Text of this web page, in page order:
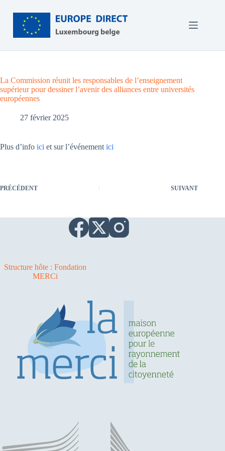
contenu
La Commission réunit les responsables de l’enseignement
supérieur pour dessiner l’avenir des alliances entre universités
européennes
27 février 2025
Plus d’info ici et sur l’événement ici
PRÉCÉDENT SUIVANT
Structure hôte : Fondation
MERCi